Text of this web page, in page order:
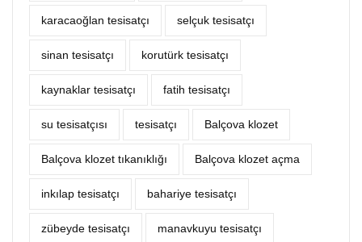
karacaoğlan tesisatçı selçuk tesisatçı
sinan tesisatçı korutürk tesisatçı
kaynaklar tesisatçı fatih tesisatçı
su tesisatçısı tesisatçı Balçova klozet
Balçova klozet tıkanıklığı Balçova klozet açma
inkılap tesisatçı bahariye tesisatçı
zübeyde tesisatçı manavkuyu tesisatçı